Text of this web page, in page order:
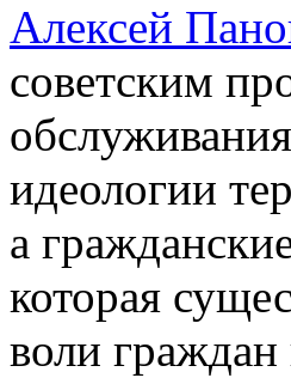
Алексей
советским
идеологии
а
которая
воли граждан